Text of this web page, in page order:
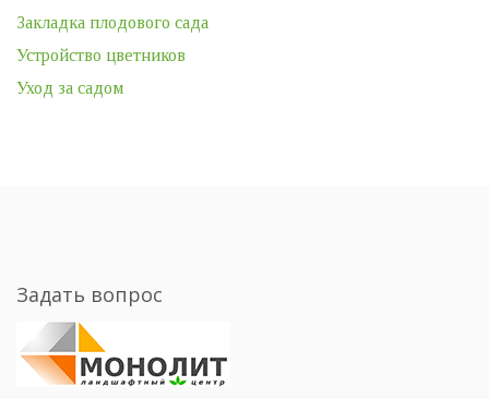
Закладка плодового сада
Устройство цветников
Уход за садом
Задать вопрос